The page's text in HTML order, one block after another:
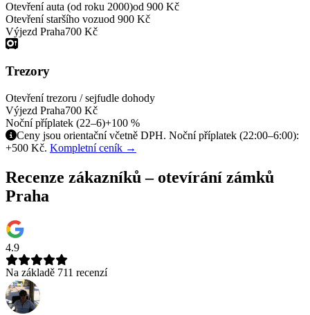
Otevření auta (od roku 2000)od 900 Kč
Otevření staršího vozuod 900 Kč
Výjezd Praha700 Kč
Trezory
Otevření trezoru / sejfudle dohody
Výjezd Praha700 Kč
Noční příplatek (22–6)+100 %
Ceny jsou orientační včetně DPH. Noční příplatek (22:00–6:00):
+500 Kč. Kompletní ceník →
Recenze zákazníků – otevírání zámků
Praha
4.9
Na základě 711 recenzí